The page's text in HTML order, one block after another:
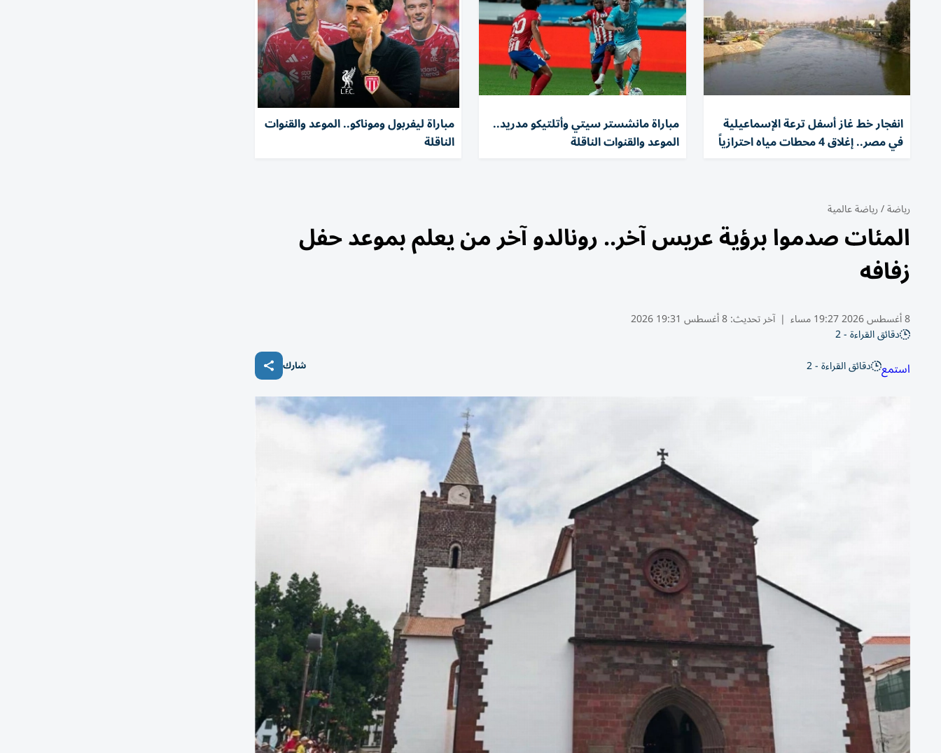
انفجار خط غاز أسفل ترعة الإسماعيلية
في مصر.. إغلاق 4 محطات مياه احترازياً
مباراة مانشستر سيتي وأتلتيكو مدريد..
الموعد والقنوات الناقلة
مباراة ليفربول وموناكو.. الموعد والقنوات
الناقلة
رياضة/رياضة عالمية
المئات صدموا برؤية عريس آخر.. رونالدو آخر من يعلم بموعد حفل
زفافه
8 أغسطس 2026 19:27 مساء | آخر تحديث:8 أغسطس 19:31 2026
دقائق القراءة - 2
استمع دقائق القراءة - 2 شارك